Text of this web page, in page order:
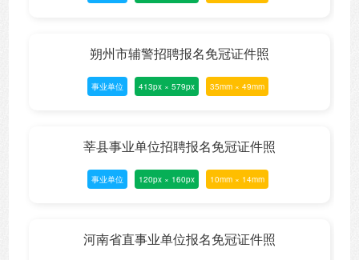
朔州市辅警招聘报名免冠证件照
事业单位 413px × 579px 35mm × 49mm
莘县事业单位招聘报名免冠证件照
事业单位 120px × 160px 10mm × 14mm
河南省直事业单位报名免冠证件照